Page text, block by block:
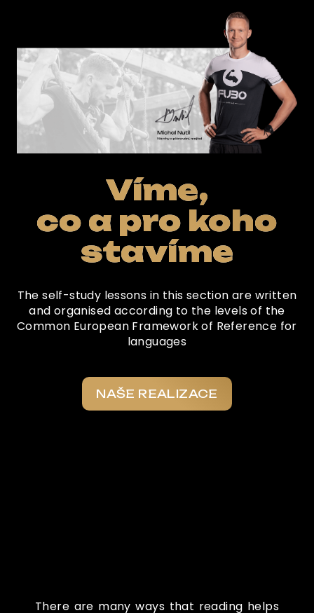
Víme,
co a pro koho
stavíme
The self-study lessons in this section are written
and organised according to the levels of the
Common European Framework of Reference for
languages
NAŠE REALIZACE
There are many ways that reading helps